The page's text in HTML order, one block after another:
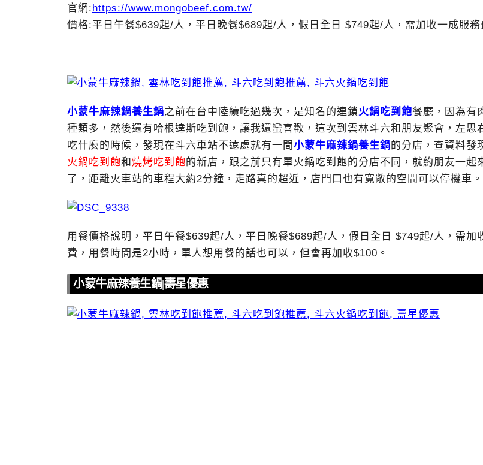
官網:https://www.mongobeef.com.tw/
價格:平日午餐$639起/人，平日晚餐$689起/人，假日全日 $749起/人，需加收一成服務
小蒙牛麻辣鍋養生鍋之前在台中陸續吃過幾次，是知名的連鎖 火鍋吃到飽餐廳，因為有
種類多，然後還有哈根達斯吃到飽，讓我還蠻喜歡，這次到雲林斗六和朋友聚會，左思
吃什麼的時候，發現在斗六車站不遠處就有一間小蒙牛麻辣鍋養生鍋的分店，查資料發
火鍋吃到飽和 燒烤吃到飽的新店，跟之前只有單火鍋吃到飽的分店不同，就約朋友一起
了，距離火車站的車程大約2分鐘，走路真的超近，店門口也有寬敞的空間可以停機車。
用餐價格說明，平日午餐$639起/人，平日晚餐$689起/人，假日全日 $749起/人，需加
費，用餐時間是2小時，單人想用餐的話也可以，但會再加收$100。
小蒙牛麻辣養生鍋|壽星優惠